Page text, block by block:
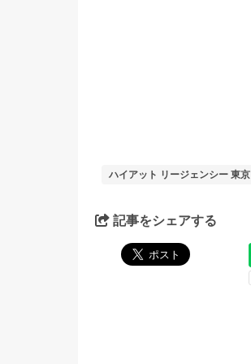
ハイアット リージェンシー 東京
記事をシェアする